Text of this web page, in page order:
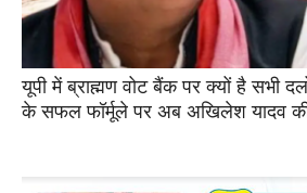
यूपी में ब्राह्मण वोट बैंक पर क्यों है सभी
के सफल फॉर्मूले पर अब अखिलेश यादव की